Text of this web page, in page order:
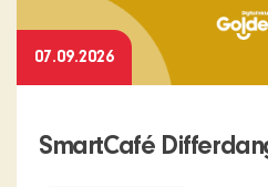
07.09.2026
SmartCafé